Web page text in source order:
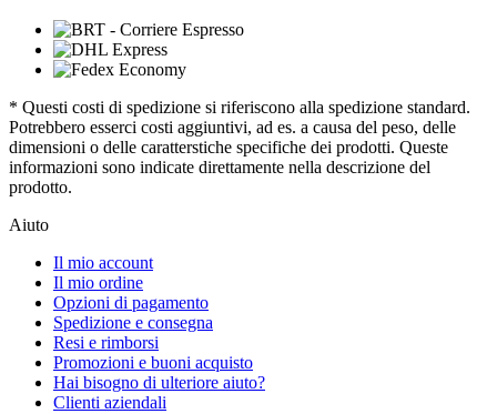
* Questi costi di spedizione si riferiscono alla spedizione standard.
Potrebbero esserci costi aggiuntivi, ad es. a causa del peso, delle
dimensioni o delle caratterstiche specifiche dei prodotti. Queste
informazioni sono indicate direttamente nella descrizione del
prodotto.
Aiuto
Il mio account
Il mio ordine
Opzioni di pagamento
Spedizione e consegna
Resi e rimborsi
Promozioni e buoni acquisto
Hai bisogno di ulteriore aiuto?
Clienti aziendali